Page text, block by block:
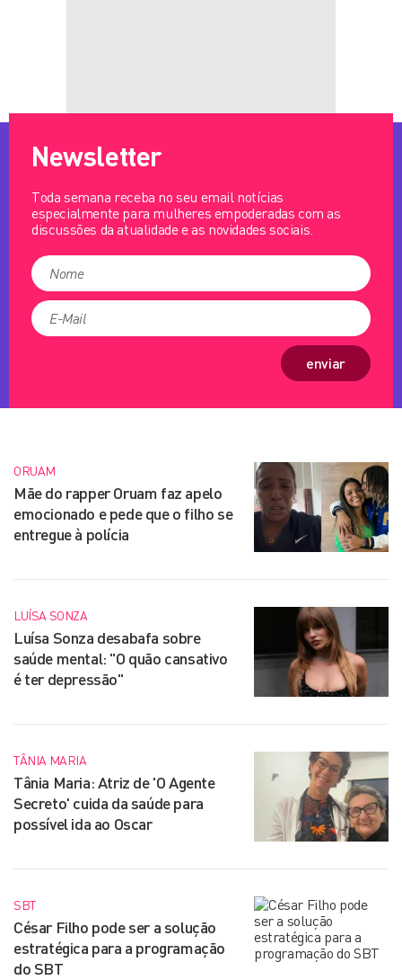
Newsletter
Toda semana receba no seu email notícias
especialmente para mulheres empoderadas com as
discussões da atualidade e as novidades sociais.
enviar
ORUAM
Mãe do rapper Oruam faz apelo
emocionado e pede que o filho se
entregue à polícia
LUÍSA SONZA
Luísa Sonza desabafa sobre
saúde mental: "O quão cansativo
é ter depressão"
TÂNIA MARIA
Tânia Maria: Atriz de 'O Agente
Secreto' cuida da saúde para
possível ida ao Oscar
SBT
César Filho pode ser a solução
estratégica para a programação
do SBT